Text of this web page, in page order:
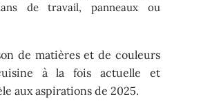
de travail, panneaux ou
de matières et de couleurs
à la fois actuelle et
aux aspirations de 2025.